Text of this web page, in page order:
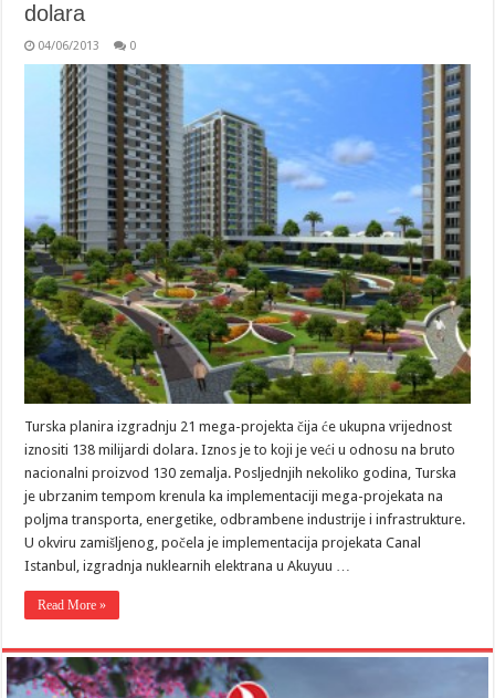
dolara
04/06/2013 0
Turska planira izgradnju 21 mega-projekta čija će ukupna vrijednost
iznositi 138 milijardi dolara. Iznos je to koji je veći u odnosu na bruto
nacionalni proizvod 130 zemalja. Posljednjih nekoliko godina, Turska
je ubrzanim tempom krenula ka implementaciji mega-projekata na
poljma transporta, energetike, odbrambene industrije i infrastrukture.
U okviru zamišljenog, počela je implementacija projekata Canal
Istanbul, izgradnja nuklearnih elektrana u Akuyuu …
Read More »